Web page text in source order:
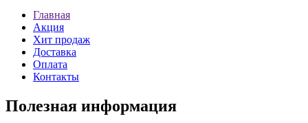
Главная
Акция
Хит продаж
Доставка
Оплата
Контакты
Полезная информация